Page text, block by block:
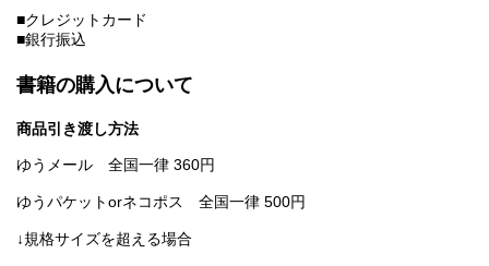
■クレジットカード
■銀行振込
書籍の購入について
商品引き渡し方法
ゆうメール 全国一律 360円
ゆうパケットorネコポス 全国一律 500円
↓規格サイズを超える場合